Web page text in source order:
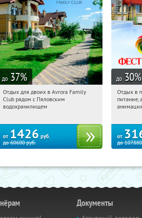
до 37%
05:53:52 Купили:
Московская обл., Мытищинский р-н,
Отдых для двоих в Avrora Family
Club рядом с Пяловским
водохранилищем
от 1426 руб.
до60600руб.
до 30%
Отдых в
питание,
от
до107880
Документы